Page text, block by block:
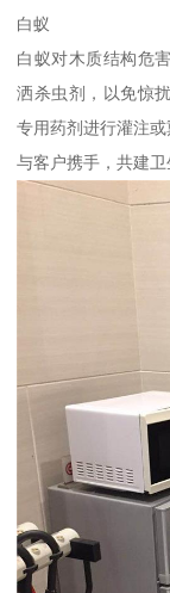
白蚁
白蚁对木质结构危
洒杀虫剂，以免惊
专用药剂进行灌注或
与客户携手，共建卫